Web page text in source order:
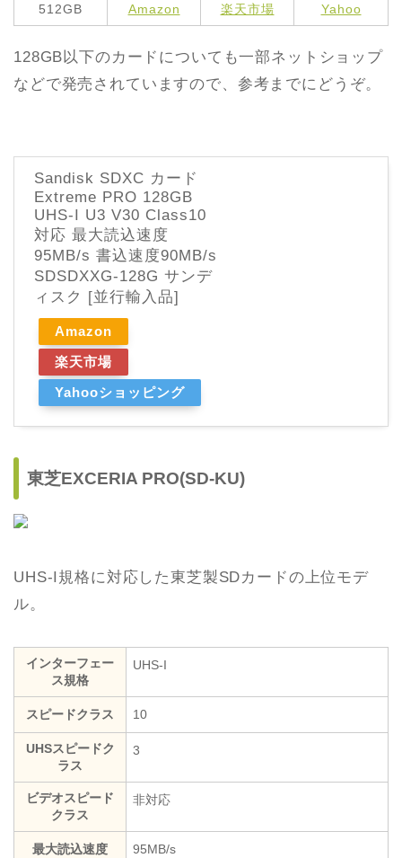
512GB Amazon 楽天市場 Yahoo
128GB以下のカードについても一部ネットショップ
などで発売されていますので、参考までにどうぞ。
Sandisk SDXC カード
Extreme PRO 128GB
UHS-I U3 V30 Class10
対応 最大読込速度
95MB/s 書込速度90MB/s
SDSDXXG-128G サンデ
ィスク [並行輸入品]
Amazon
楽天市場
Yahooショッピング
東芝EXCERIA PRO(SD-KU)
UHS-I規格に対応した東芝製SDカードの上位モデ
ル。
インターフェー
ス規格
UHS-I
スピードクラス 10
UHSスピードク
ラス
3
ビデオスピード
クラス
非対応
最大読込速度 95MB/s